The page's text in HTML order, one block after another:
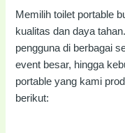
Memilih toilet portable
kualitas dan daya
pengguna di berbagai
event besar, hingga
portable yang kami
berikut: